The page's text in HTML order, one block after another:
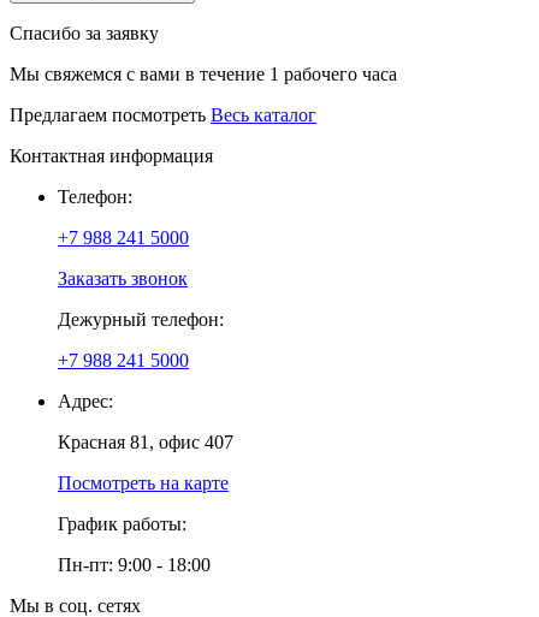
Спасибо за заявку
Мы свяжемся с вами в течение 1 рабочего часа
Предлагаем посмотреть Весь каталог
Контактная информация
Телефон:
+7 988 241 5000
Заказать звонок
Дежурный телефон:
+7 988 241 5000
Адрес:
Красная 81, офис 407
Посмотреть на карте
График работы:
Пн-пт: 9:00 - 18:00
Мы в соц. сетях